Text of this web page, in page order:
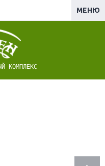
МЕНЮ
КОМПЛЕКС